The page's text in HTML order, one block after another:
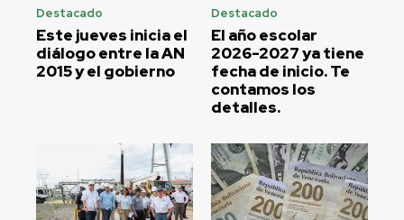
Destacado
Este jueves inicia el
diálogo entre la AN
2015 y el gobierno
Destacado
El año escolar
2026-2027 ya tiene
fecha de inicio. Te
contamos los
detalles.